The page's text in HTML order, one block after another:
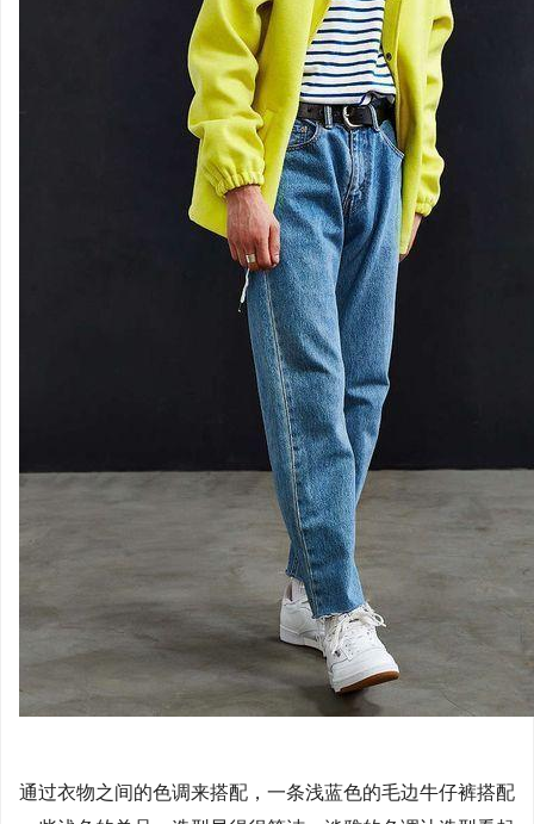
通过衣物之间的色调来搭配，一条浅蓝色的毛边牛仔裤搭配